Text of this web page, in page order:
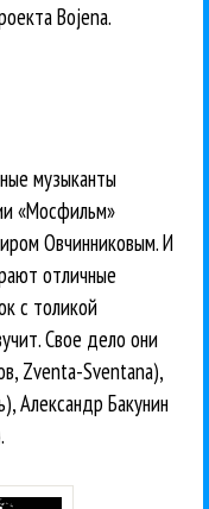
Bojena.
музыканты
«Мосфильм»
Овчинниковым. И
отличные
с толикой
Свое дело они
Zventa-Sventana),
Александр Бакунин